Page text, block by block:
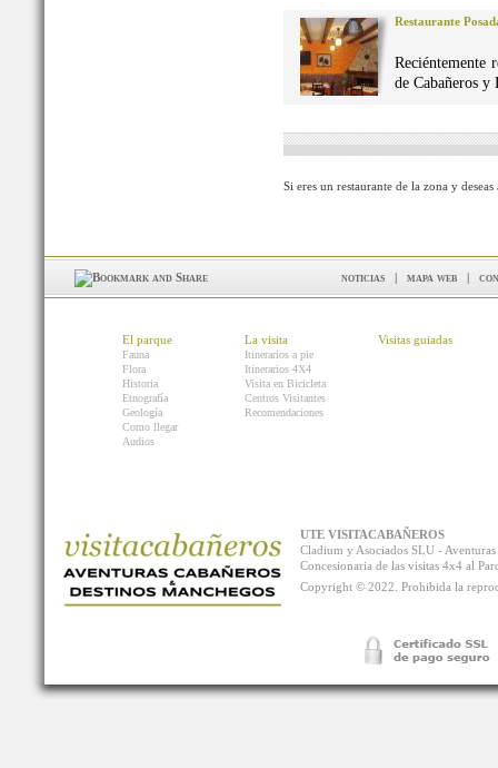
Restaurante
Reciéntemente
de Cabañeros y
Si eres un restaurante de la zona y
noticias | mapa web |
El parque
Fauna
Flora
Historia
Etnografía
Geología
Como llegar
Audios
La visita
Itinerarios a pie
Itinerarios 4X4
Visita en Bicicleta
Centros Visitantes
Recomendaciones
Visitas guiadas
UTE VISITACABAÑEROS
Cladium y Asociados SLU -
Concesionaria de las visitas 4x4 al
Copyright © 2022. Prohibida la